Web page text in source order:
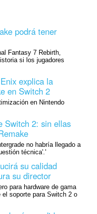
podrá tener
Fantasy 7 Rebirth,
si los jugadores
explica la
en Switch 2
en Nintendo
Switch 2: sin ellas
no habría llegado a
técnica'.'
su calidad
su director
para hardware de gama
soporte para Switch 2 o